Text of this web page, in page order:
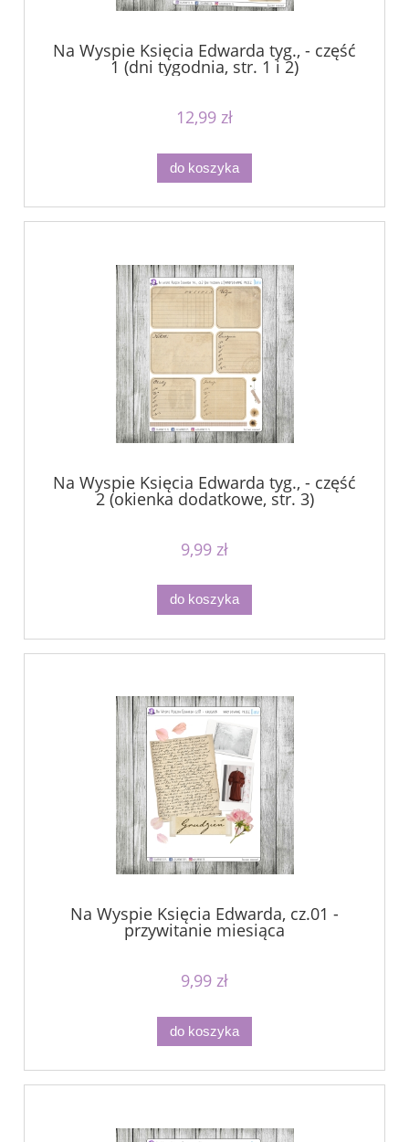
Na Wyspie Księcia Edwarda tyg., - część
1 (dni tygodnia, str. 1 i 2)
12,99 zł
do koszyka
Na Wyspie Księcia Edwarda tyg., - część
2 (okienka dodatkowe, str. 3)
9,99 zł
do koszyka
Na Wyspie Księcia Edwarda, cz.01 -
przywitanie miesiąca
9,99 zł
do koszyka